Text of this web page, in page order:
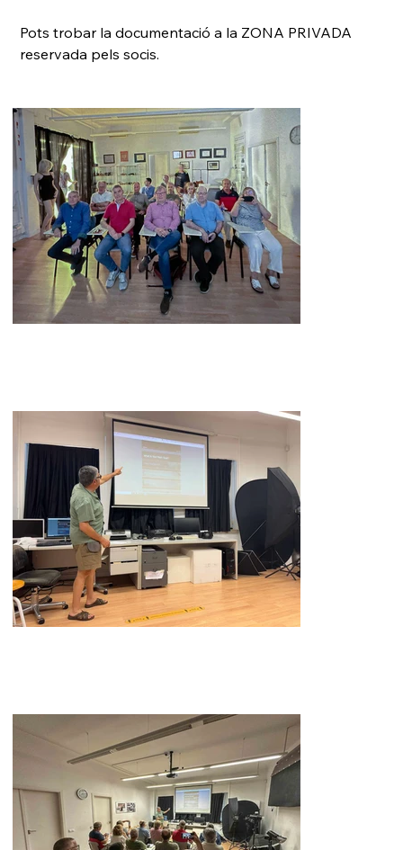
Pots trobar la documentació a la ZONA PRIVADA
reservada pels socis.